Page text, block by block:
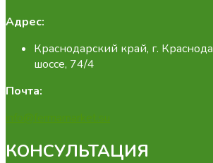
Адрес:
Краснодарский край, г.
шоссе, 74/4
Почта:
info@fermamarket.su
КОНСУЛЬТАЦИЯ